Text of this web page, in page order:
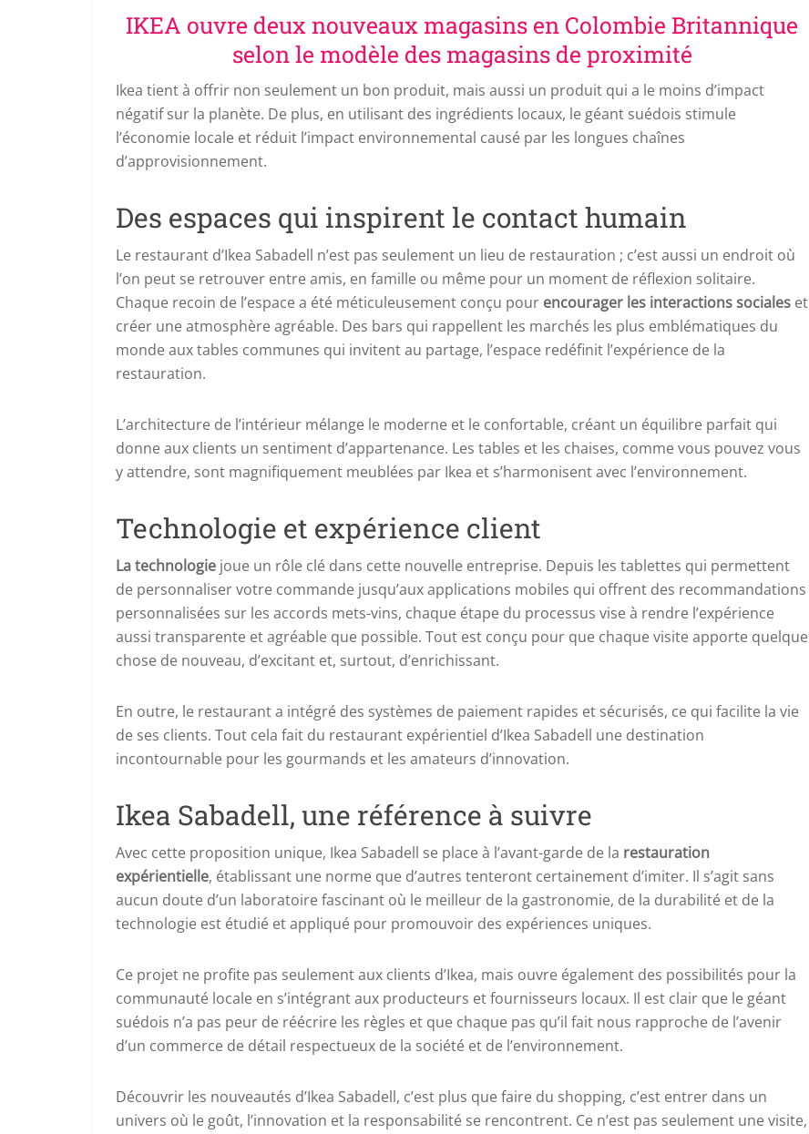
IKEA ouvre deux nouveaux magasins en Colombie Britannique
selon le modèle des magasins de proximité
Ikea tient à offrir non seulement un bon produit, mais aussi un produit qui a le moins d’impact
négatif sur la planète. De plus, en utilisant des ingrédients locaux, le géant suédois stimule
l’économie locale et réduit l’impact environnemental causé par les longues chaînes
d’approvisionnement.
Des espaces qui inspirent le contact humain
Le restaurant d’Ikea Sabadell n’est pas seulement un lieu de restauration ; c’est aussi un endroit où
l’on peut se retrouver entre amis, en famille ou même pour un moment de réflexion solitaire.
Chaque recoin de l’espace a été méticuleusement conçu pour encourager les interactions sociales et
créer une atmosphère agréable. Des bars qui rappellent les marchés les plus emblématiques du
monde aux tables communes qui invitent au partage, l’espace redéfinit l’expérience de la
restauration.
L’architecture de l’intérieur mélange le moderne et le confortable, créant un équilibre parfait qui
donne aux clients un sentiment d’appartenance. Les tables et les chaises, comme vous pouvez vous
y attendre, sont magnifiquement meublées par Ikea et s’harmonisent avec l’environnement.
Technologie et expérience client
La technologie joue un rôle clé dans cette nouvelle entreprise. Depuis les tablettes qui permettent
de personnaliser votre commande jusqu’aux applications mobiles qui offrent des recommandations
personnalisées sur les accords mets-vins, chaque étape du processus vise à rendre l’expérience
aussi transparente et agréable que possible. Tout est conçu pour que chaque visite apporte quelque
chose de nouveau, d’excitant et, surtout, d’enrichissant.
En outre, le restaurant a intégré des systèmes de paiement rapides et sécurisés, ce qui facilite la vie
de ses clients. Tout cela fait du restaurant expérientiel d’Ikea Sabadell une destination
incontournable pour les gourmands et les amateurs d’innovation.
Ikea Sabadell, une référence à suivre
Avec cette proposition unique, Ikea Sabadell se place à l’avant-garde de la restauration
expérientielle, établissant une norme que d’autres tenteront certainement d’imiter. Il s’agit sans
aucun doute d’un laboratoire fascinant où le meilleur de la gastronomie, de la durabilité et de la
technologie est étudié et appliqué pour promouvoir des expériences uniques.
Ce projet ne profite pas seulement aux clients d’Ikea, mais ouvre également des possibilités pour la
communauté locale en s’intégrant aux producteurs et fournisseurs locaux. Il est clair que le géant
suédois n’a pas peur de réécrire les règles et que chaque pas qu’il fait nous rapproche de l’avenir
d’un commerce de détail respectueux de la société et de l’environnement.
Découvrir les nouveautés d’Ikea Sabadell, c’est plus que faire du shopping, c’est entrer dans un
univers où le goût, l’innovation et la responsabilité se rencontrent. Ce n’est pas seulement une visite,